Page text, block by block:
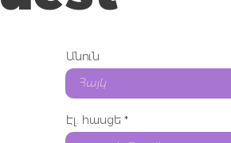
Անուն
Էլ. հասցե